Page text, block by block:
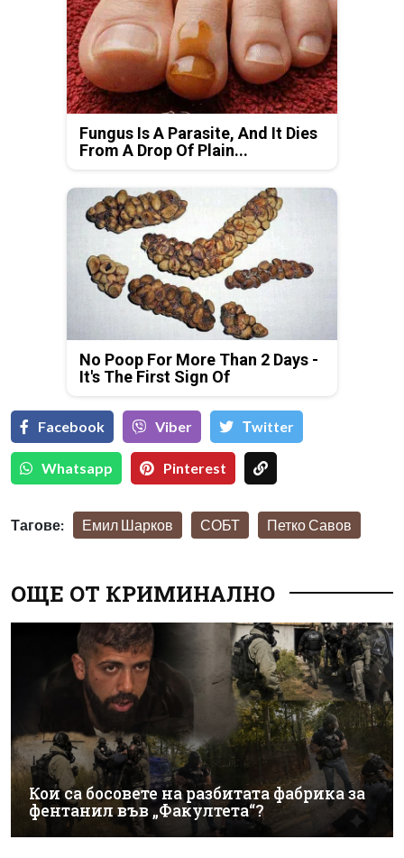
Fungus Is A Parasite, And It Dies
From A Drop Of Plain...
No Poop For More Than 2 Days -
It's The First Sign Of
Facebook Viber Тwitter
Whatsapp Pinterest
Тагове: Емил Шарков СОБТ Петко Савов
ОЩЕ ОТ КРИМИНАЛНО
Кои са босовете на разбитата фабрика за
фентанил във „Факултета“?